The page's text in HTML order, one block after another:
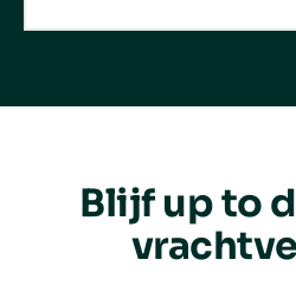
Blijf up to